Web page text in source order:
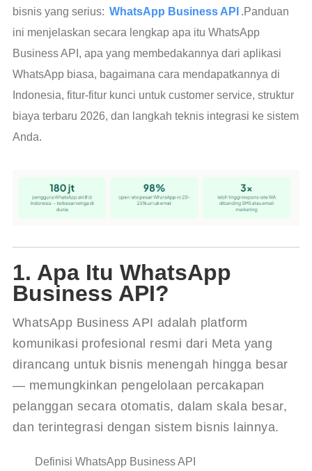
bisnis yang serius: WhatsApp Business API .Panduan
ini menjelaskan secara lengkap apa itu WhatsApp
Business API, apa yang membedakannya dari aplikasi
WhatsApp biasa, bagaimana cara mendapatkannya di
Indonesia, fitur-fitur kunci untuk customer service, struktur
biaya terbaru 2026, dan langkah teknis integrasi ke sistem
Anda.
1. Apa Itu WhatsApp
Business API?
WhatsApp Business API adalah platform
komunikasi profesional resmi dari Meta yang
dirancang untuk bisnis menengah hingga besar
— memungkinkan pengelolaan percakapan
pelanggan secara otomatis, dalam skala besar,
dan terintegrasi dengan sistem bisnis lainnya.
Definisi WhatsApp Business API